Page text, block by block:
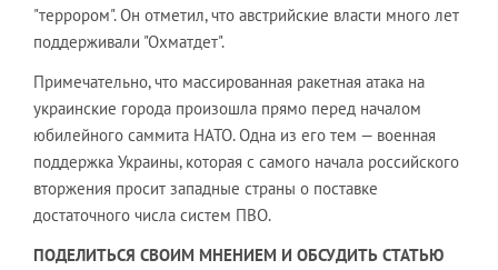
"террором". Он отметил, что австрийские власти много лет
поддерживали "Охматдет".
Примечательно, что массированная ракетная атака на
украинские города произошла прямо перед началом
юбилейного саммита НАТО. Одна из его тем — военная
поддержка Украины, которая с самого начала российского
вторжения просит западные страны о поставке
достаточного числа систем ПВО.
ПОДЕЛИТЬСЯ СВОИМ МНЕНИЕМ И ОБСУДИТЬ СТАТЬЮ